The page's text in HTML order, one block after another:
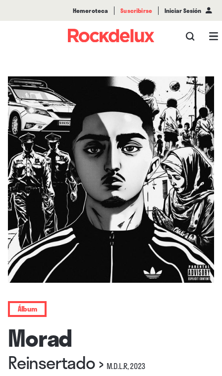
Hemeroteca Suscribirse Iniciar Sesión
Álbum
Morad
Reinsertado› M.D.L.R, 2023